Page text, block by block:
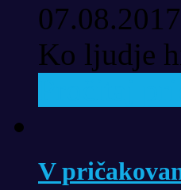
07.08.2017
Ko ljudje
V